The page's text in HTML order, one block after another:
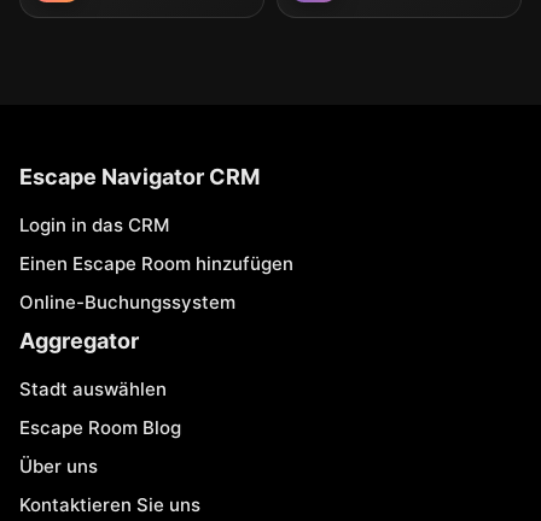
Escape Navigator CRM
Login in das CRM
Einen Escape Room hinzufügen
Online-Buchungssystem
Aggregator
Stadt auswählen
Escape Room Blog
Über uns
Kontaktieren Sie uns